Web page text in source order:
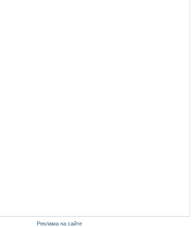
Реклама на сайте